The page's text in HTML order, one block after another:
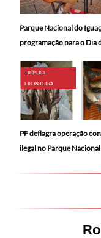
Parque Nacional do
programação para o Dia
TRÍPLICE
FRONTEIRA
PF deflagra operação
ilegal no Parque